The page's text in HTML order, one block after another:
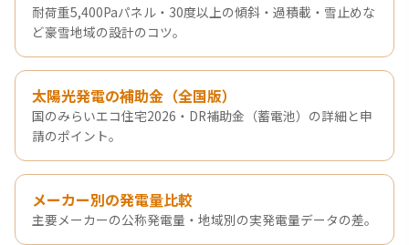
耐荷重5,400Paパネル・30度以上の傾斜・過積載・雪止めな
ど豪雪地域の設計のコツ。
太陽光発電の補助金（全国版）
国のみらいエコ住宅2026・DR補助金（蓄電池）の詳細と申
請のポイント。
メーカー別の発電量比較
主要メーカーの公称発電量・地域別の実発電量データの差。